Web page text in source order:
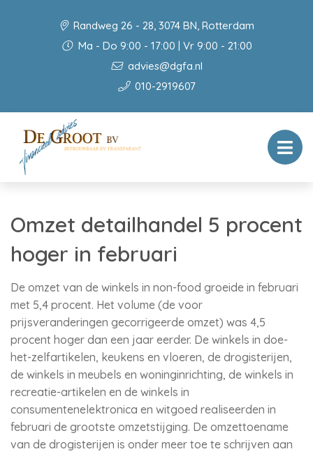
Randweg 26 - 28, 3074 BN, Rotterdam
Ma - Do 9:00 - 17:00 | Vr 9:00 - 21:00
advies@dgfa.nl
010-2919607
Omzet detailhandel 5 procent
hoger in februari
De omzet van de winkels in non-food groeide in februari
met 5,4 procent. Het volume (de voor
prijsveranderingen gecorrigeerde omzet) was 4,5
procent hoger dan een jaar eerder. De winkels in doe-
het-zelfartikelen, keukens en vloeren, de drogisterijen,
de winkels in meubels en woninginrichting, de winkels in
recreatie-artikelen en de winkels in
consumentenelektronica en witgoed realiseerden in
februari de grootste omzetstijging. De omzettoename
van de drogisterijen is onder meer toe te schrijven aan